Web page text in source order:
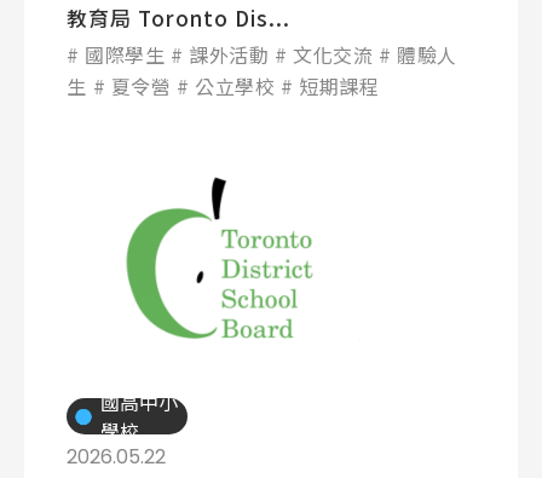
教育局 Toronto Dis...
國際學生 課外活動 文化交流
體驗人
生
夏令營 公立學校 短期課程
國高中小
學校
2026.05.22